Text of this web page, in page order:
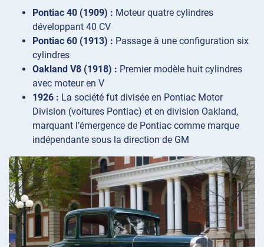
Pontiac 40 (1909) : Moteur quatre cylindres
développant 40 CV
Pontiac 60 (1913) : Passage à une configuration six
cylindres
Oakland V8 (1918) : Premier modèle huit cylindres
avec moteur en V
1926 : La société fut divisée en Pontiac Motor
Division (voitures Pontiac) et en division Oakland,
marquant l’émergence de Pontiac comme marque
indépendante sous la direction de GM